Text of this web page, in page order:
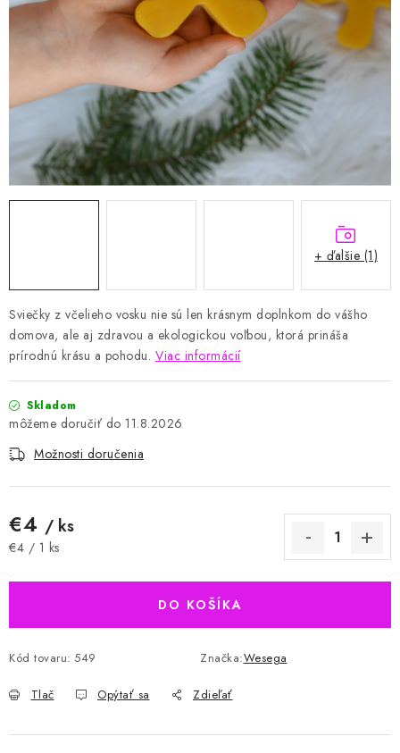
Obchodné podmienky
Podmienky ochrany osobných údajov
Moja objednávka
Sviečky z včelieho vosku nie sú len krásnym doplnkom do vášho
domova, ale aj zdravou a ekologickou voľbou, ktorá prináša
prírodnú krásu a pohodu. Viac informácií
Skladom
11.8.2026
Možnosti doručenia
€4 / ks
Jednotková cena:
€4 / 1 ks
DO KOŠÍKA
Kód tovaru: 549 Značka:Wesega
Tlač Opýtať sa Zdieľať
+ ďalšie (1)